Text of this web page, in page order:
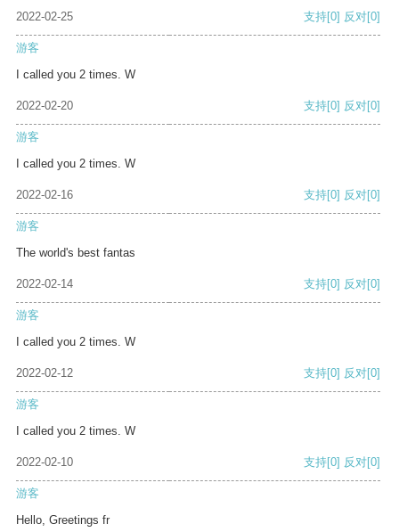
2022-02-25 支持[0] 反对[0]
游客
I called you 2 times. W
2022-02-20 支持[0] 反对[0]
游客
I called you 2 times. W
2022-02-16 支持[0] 反对[0]
游客
The world's best fantas
2022-02-14 支持[0] 反对[0]
游客
I called you 2 times. W
2022-02-12 支持[0] 反对[0]
游客
I called you 2 times. W
2022-02-10 支持[0] 反对[0]
游客
Hello, Greetings fr